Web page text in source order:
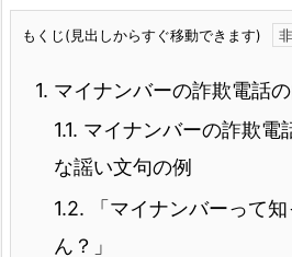
もくじ(見出しからすぐ移動できます)
1. マイナンバーの詐欺電話
1.1. マイナンバーの詐欺電
な謡い文句の例
1.2. 「マイナンバーって
ん？」